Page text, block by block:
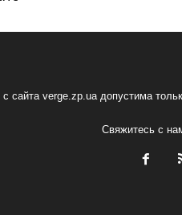
сайта verge.zp.ua допустима
Свяжитесь с